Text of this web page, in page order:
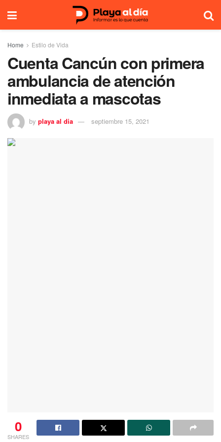
Home Estilo de Vida
Cuenta Cancún con primera
ambulancia de atención
inmediata a mascotas
by playa al dia septiembre 15, 2021
0
SHARES